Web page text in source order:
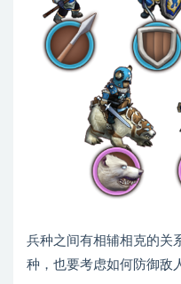
兵种之间有相辅相克的关
种，也要考虑如何防御敌